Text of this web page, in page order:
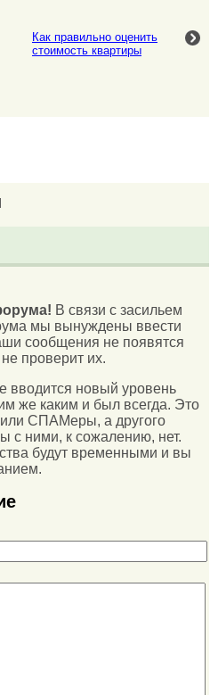
Как правильно оценить
стоимость квартиры
В связи с засильем
мы вынуждены ввести
сообщения не появятся
проверит их.
вводится новый уровень
же каким и был всегда. Это
СПАМеры, а другого
с ними, к сожалению, нет.
будут временными и вы